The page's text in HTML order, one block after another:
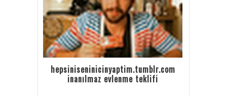
hepsiniseninicinyaptim.tumblr.com
inanılmaz evlenme teklifi